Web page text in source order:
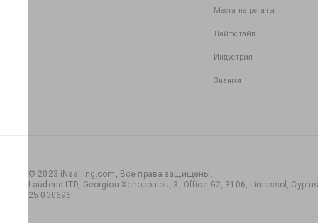
Места на регаты
Лайфстайл
Индустрия
Знания
© 2023 iNsailing.com, Все права защищены.
Laudend LTD, Georgiou Xenopoulou, 3, Office G2, 3106, Limassol,
25 030696